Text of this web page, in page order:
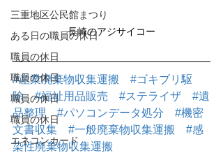
三重地区公民館まつり
ある日の職員の休日
職員の休日
職員の休日
職員の休日
職員の休日
エネコンカード
長崎のアジサイコー
#産業廃棄物収集運搬
#ゴキブリ駆
除
#福祉用品販売 #ステライザ
#遺
品整理
#パソコンデータ処分
#機密
文書収集
#一般廃棄物収集運搬
#感
染性廃棄物収集運搬